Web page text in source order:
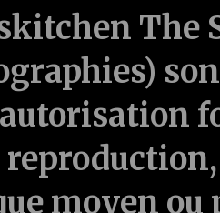
The
moyen ou